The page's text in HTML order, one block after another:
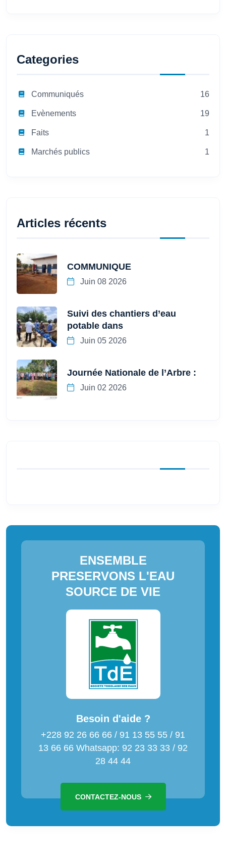
Categories
Communiqués 16
Evènements 19
Faits 1
Marchés publics 1
Articles récents
COMMUNIQUE
Juin 08 2026
Suivi des chantiers d’eau
potable dans
Juin 05 2026
Journée Nationale de l’Arbre :
Juin 02 2026
ENSEMBLE
PRESERVONS L'EAU
SOURCE DE VIE
Besoin d'aide ?
+228 92 26 66 66 / 91 13 55 55 / 91
13 66 66 Whatsapp: 92 23 33 33 / 92
28 44 44
CONTACTEZ-NOUS